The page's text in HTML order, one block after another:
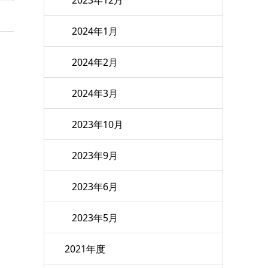
2024年1月
2024年2月
2024年3月
2023年10月
2023年9月
2023年6月
2023年5月
2021年度